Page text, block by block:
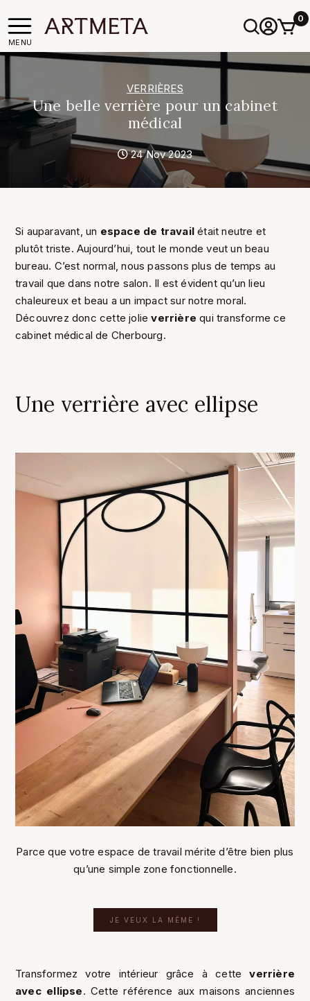
MENU
0
VERRIÈRES
Une belle verrière pour un cabinet
médical
24 Nov 2023
Si auparavant, un espace de travail était neutre et
plutôt triste. Aujourd’hui, tout le monde veut un beau
bureau. C’est normal, nous passons plus de temps au
travail que dans notre salon. Il est évident qu’un lieu
chaleureux et beau a un impact sur notre moral.
Découvrez donc cette jolie verrière qui transforme ce
cabinet médical de Cherbourg.
Une verrière avec ellipse
Parce que votre espace de travail mérite d’être bien plus
qu’une simple zone fonctionnelle.
JE VEUX LA MÊME !
Transformez votre intérieur grâce à cetteverrière
avec ellipse. Cette référence aux maisons anciennes